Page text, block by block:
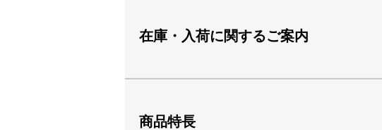
在庫・入荷に関するご案内
商品特長